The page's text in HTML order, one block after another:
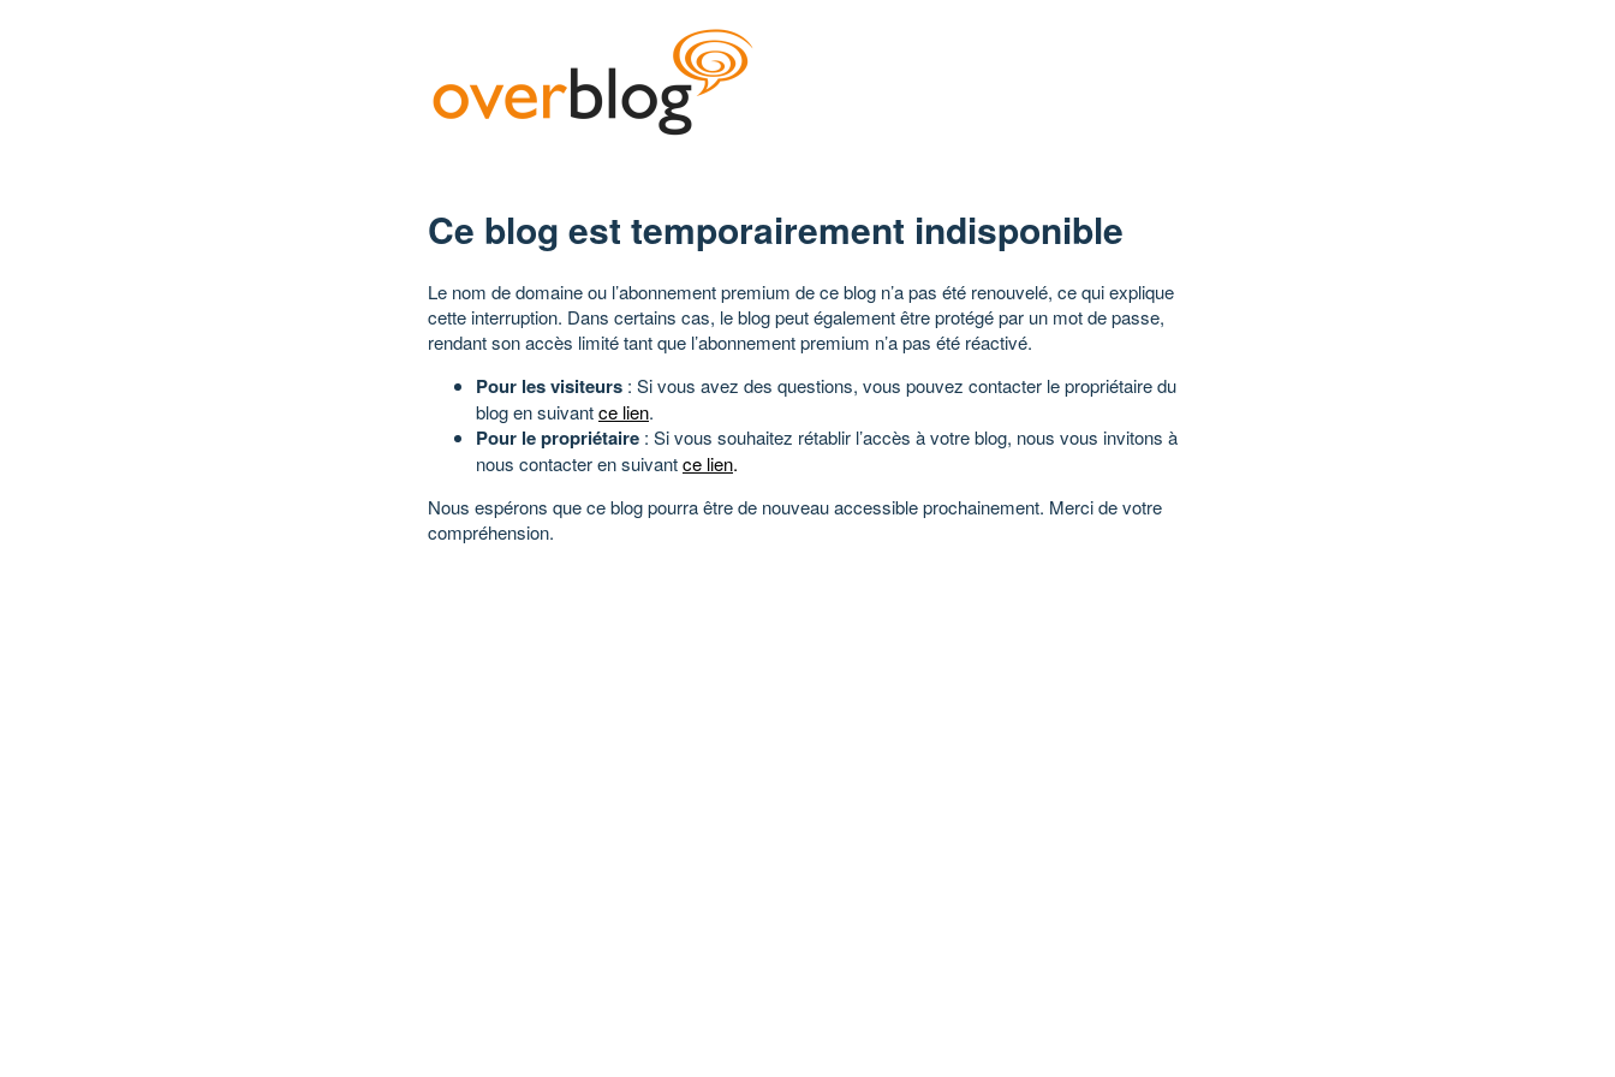
Ce blog est temporairement indisponible
Le nom de domaine ou l’abonnement premium de ce blog n’a pas été renouvelé, ce qui explique
cette interruption. Dans certains cas, le blog peut également être protégé par un mot de passe,
rendant son accès limité tant que l’abonnement premium n’a pas été réactivé.
Pour les visiteurs : Si vous avez des questions, vous pouvez contacter le propriétaire du
blog en suivantce lien.
Pour le propriétaire : Si vous souhaitez rétablir l’accès à votre blog, nous vous invitons à
nous contacter en suivantce lien.
Nous espérons que ce blog pourra être de nouveau accessible prochainement. Merci de votre
compréhension.